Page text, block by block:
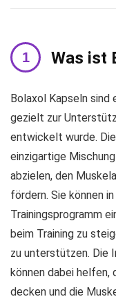
Was ist
Bolaxol Kapseln sind
gezielt zur
entwickelt wurde.
einzigartige
abzielen, den
fördern. Sie können
Trainingsprogramm
beim Training zu
zu unterstützen. Die
können dabei helfen,
decken und die